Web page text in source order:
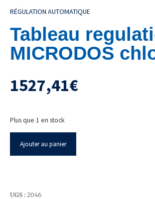
RÉGULATION AUTOMATIQUE
Tableau
MICRODOS
1527,41€
Plus que 1 en stock
Ajouter au panier
UGS : 2046